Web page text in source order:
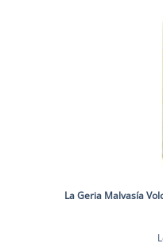
La Geria Malvasía